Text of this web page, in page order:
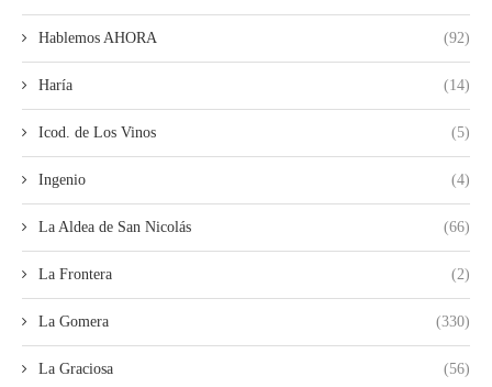
Hablemos AHORA (92)
Haría (14)
Icod. de Los Vinos (5)
Ingenio (4)
La Aldea de San Nicolás (66)
La Frontera (2)
La Gomera (330)
La Graciosa (56)